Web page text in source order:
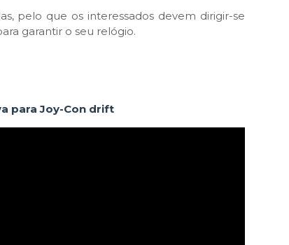
pelo que os interessados devem dirigir-se
garantir o seu relógio.
para Joy-Con drift